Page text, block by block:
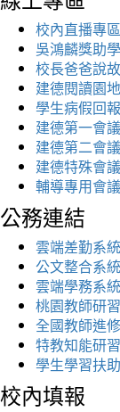
校內直播專區
吳鴻麟獎助
校長爸爸說
建德閱讀園地
學生病假回
建德第一會
建德第二會
建德特殊會
輔導專用會
公務連結
雲端差勤系統
公文整合系統
雲端學務系統
桃園教師研
全國教師進
特教知能研
學生學習扶
校內填報